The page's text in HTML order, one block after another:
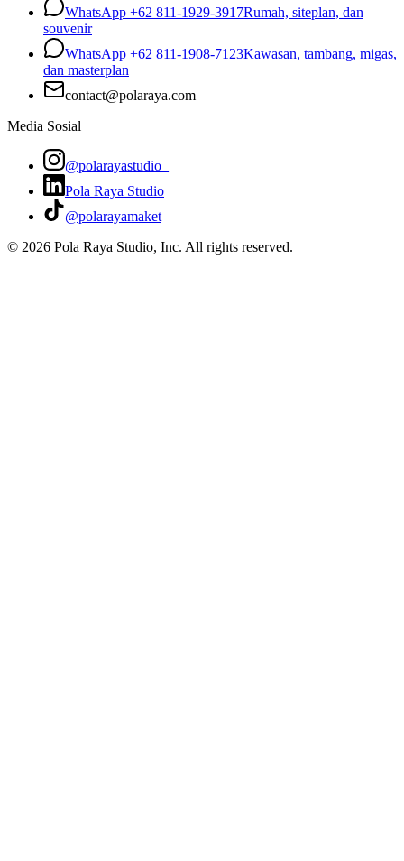
WhatsApp +62 811-1929-3917Rumah, siteplan, dan
souvenir
WhatsApp +62 811-1908-7123Kawasan, tambang, migas,
dan masterplan
contact@polaraya.com
Media Sosial
@polarayastudio_
Pola Raya Studio
@polarayamaket
© 2026 Pola Raya Studio, Inc. All rights reserved.